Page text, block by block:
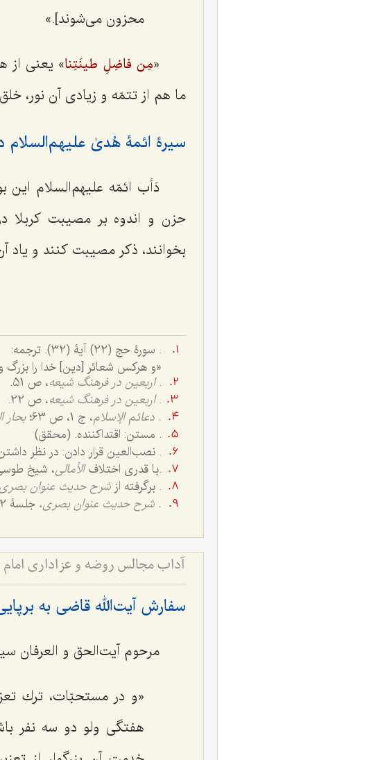
محزون می‌شوند].»
«مِن فاضِلِ طینَتِنا» يعنى از
ما هم از تتمّه و زيادى آن نور،
سیرۀ ائمۀ هُدیٰ
دَأب ائمّه علیهم‌السلام
حزن و اندوه بر مصيبت كربلا
بخوانند، ذكر مصيبت كنند و ياد
. سورۀ حج (22) آیۀ (32). ترجمه:
«و هرکس شعائر [دین] خدا را
.اربعین در فرهنگ شیعه، ص 51.
.اربعین در فرهنگ شیعه، ص 22.
. دعائم الإسلام، ج ‌1، ص 63؛ بحار
. مستن: اقتداکننده. (محقق)
. نصب‌العین قرار دادن: در نظر
.با قدری اختلافالأمالی، شیخ طوسی،
. برگرفته ازشرح حدیث عنوان بصری
. شرح حدیث عنوان بصری، جلسۀ 32.
سفارش آیت‌الله قاضی به
مرحوم آیت‌الحق و العرفان
«و در مستحبّات، ترك
هفتگى ولو دو سه نفر